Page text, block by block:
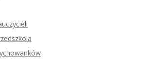
języka migowego